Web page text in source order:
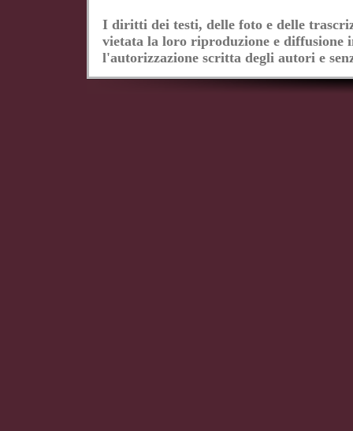
I diritti dei testi, delle foto e delle
vietata la loro riproduzione e diffusione
l'autorizzazione scritta degli autori e